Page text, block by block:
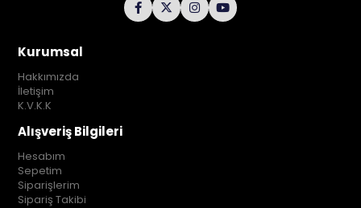
Kurumsal
Hakkımızda
İletişim
K.V.K.K
Alışveriş Bilgileri
Hesabım
Sepetim
Siparişlerim
Sipariş Takibi